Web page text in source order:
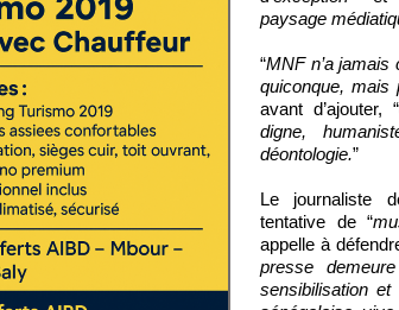
paysage
“MNF n’a jamais
quiconque, mais
avant d’ajouter, “
digne,
déontologie.”
Le journaliste
tentative de “
appelle à
presse
sensibilisation et